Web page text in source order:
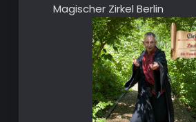
Magischer Zirkel Berlin